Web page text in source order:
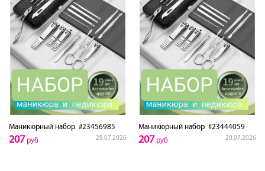
Маникюрный набор #23456985
28.07.2026
207 руб
Маникюрный набор #23444059
20.07.2026
207 руб